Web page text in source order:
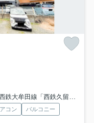
鉄大牟田線「西鉄久留米」駅 徒歩11分
コン
バルコニー